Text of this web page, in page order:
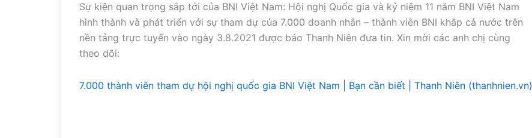
Sự kiện quan trọng sắp tới của BNI Việt Nam: Hội nghị Quốc gia và kỷ niệm 11 năm BNI Việt Nam
hình thành và phát triển với sự tham dự của 7.000 doanh nhân – thành viên BNI khắp cả nước trên
nền tảng trực tuyến vào ngày 3.8.2021 được báo Thanh Niên đưa tin. Xin mời các anh chị cùng
theo dõi:
7.000 thành viên tham dự hội nghị quốc gia BNI Việt Nam | Bạn cần biết | Thanh Niên (thanhnien.vn)